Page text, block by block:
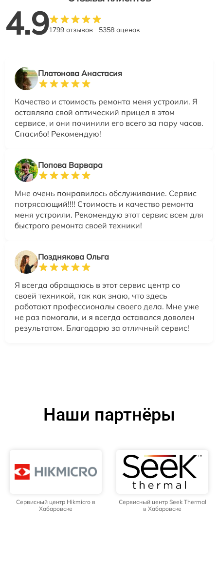
4.91799 отзывов 5358 оценок
Платонова Анастасия
Качество и стоимость ремонта меня устроили. Я
оставляла свой оптический прицел в этом
сервисе, и они починили его всего за пару часов.
Спасибо! Рекомендую!
Попова Варвара
Мне очень понравилось обслуживание. Сервис
потрясающий!!!! Стоимость и качество ремонта
меня устроили. Рекомендую этот сервис всем для
быстрого ремонта своей техники!
Позднякова Ольга
Я всегда обращаюсь в этот сервис центр со
своей техникой, так как знаю, что здесь
работают профессионалы своего дела. Мне уже
не раз помогали, и я всегда оставался доволен
результатом. Благодарю за отличный сервис!
Наши партнёры
Сервисный центр Hikmicro в
Хабаровске
Сервисный центр Seek Thermal
в Хабаровске